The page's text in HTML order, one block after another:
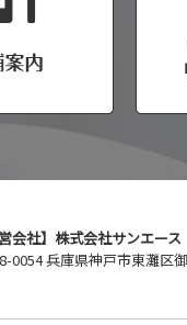
会社】株式会社サンエース
0054 兵庫県神戸市東灘区